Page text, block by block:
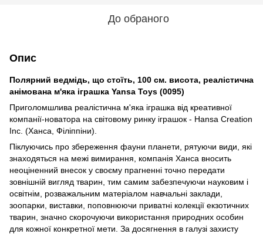
До обраного
Опис
Полярний ведмідь, що стоїть, 100 см. висота, реалістична
анімована м'яка іграшка Yansa Toys (0095)
Приголомшлива реалістична м'яка іграшка від креативної
компанії-новатора на світовому ринку іграшок - Hansa Creation
Inc. (Ханса, Філіппіни).
Піклуючись про збереження фауни планети, рятуючи види, які
знаходяться на межі вимирання, компанія Ханса вносить
неоціненний внесок у своєму прагненні точно передати
зовнішній вигляд тварин, тим самим забезпечуючи науковим і
освітнім, розважальним матеріалом навчальні заклади,
зоопарки, виставки, поповнюючи приватні колекції екзотичних
тварин, значно скорочуючи використання природних особин
для кожної конкретної мети. За досягнення в галузі захисту